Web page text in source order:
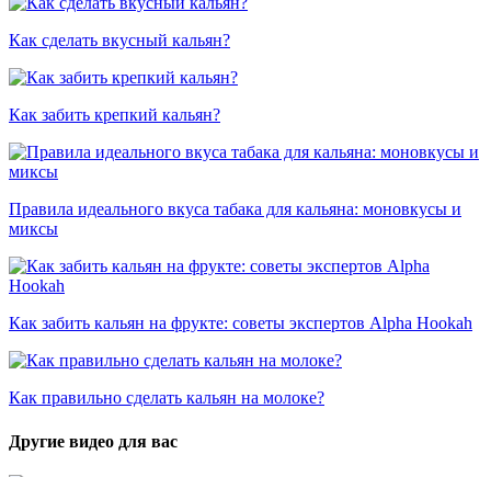
Как сделать вкусный кальян?
Как забить крепкий кальян?
Правила идеального вкуса табака для кальяна: моновкусы и
миксы
Как забить кальян на фрукте: советы экспертов Alpha Hookah
Как правильно сделать кальян на молоке?
Другие видео для вас